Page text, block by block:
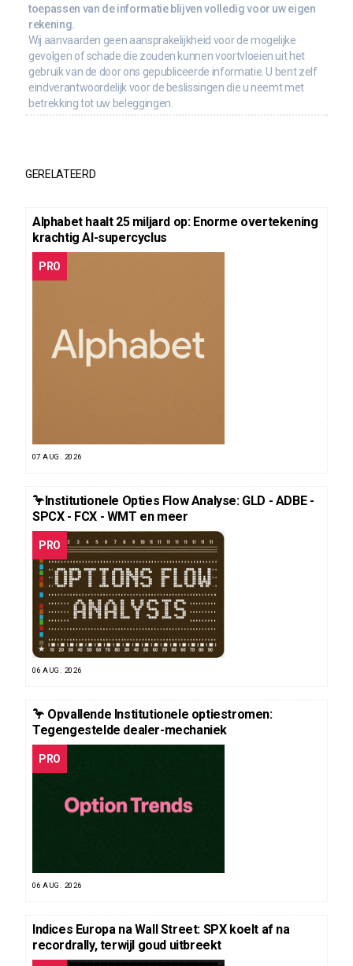
toepassen van de informatie blijven volledig voor uw eigen
rekening.
Wij aanvaarden geen aansprakelijkheid voor de mogelijke
gevolgen of schade die zouden kunnen voortvloeien uit het
gebruik van de door ons gepubliceerde informatie. U bent zelf
eindverantwoordelijk voor de beslissingen die u neemt met
betrekking tot uw beleggingen.
GERELATEERD
Alphabet haalt 25 miljard op: Enorme overtekening
krachtig AI-supercyclus
PRO
07 AUG. 2026
🦩Institutionele Opties Flow Analyse: GLD - ADBE -
SPCX - FCX - WMT en meer
PRO
06 AUG. 2026
🦩 Opvallende Institutionele optiestromen:
Tegengestelde dealer-mechaniek
PRO
06 AUG. 2026
Indices Europa na Wall Street: SPX koelt af na
recordrally, terwijl goud uitbreekt